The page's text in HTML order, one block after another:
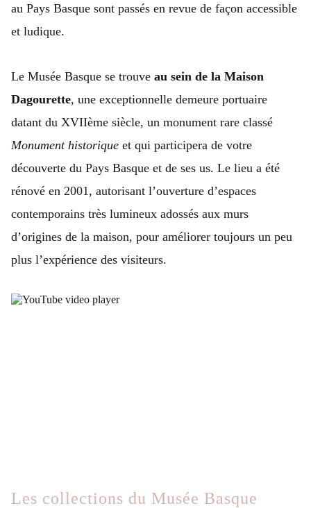
au Pays Basque sont passés en revue de façon accessible
et ludique.
Le Musée Basque se trouve au sein de la Maison
Dagourette, une exceptionnelle demeure portuaire
datant du XVIIème siècle, un monument rare classé
Monument historique et qui participera de votre
découverte du Pays Basque et de ses us. Le lieu a été
rénové en 2001, autorisant l’ouverture d’espaces
contemporains très lumineux adossés aux murs
d’origines de la maison, pour améliorer toujours un peu
plus l’expérience des visiteurs.
Les collections du Musée Basque